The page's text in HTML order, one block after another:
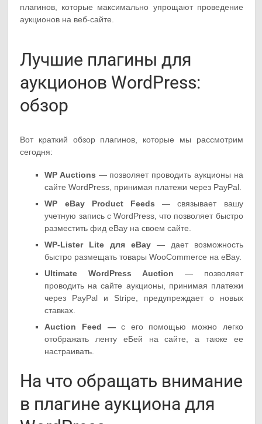
плагинов, которые максимально упрощают проведение
аукционов на веб-сайте.
Лучшие плагины для
аукционов WordPress:
обзор
Вот краткий обзор плагинов, которые мы рассмотрим
сегодня:
WP Auctions — позволяет проводить аукционы на
сайте WordPress, принимая платежи через PayPal.
WP eBay Product Feeds — связывает вашу
учетную запись с WordPress, что позволяет быстро
разместить фид eBay на своем сайте.
WP-Lister Lite для eBay — дает возможность
быстро размещать товары WooCommerce на eBay.
Ultimate WordPress Auction — позволяет
проводить на сайте аукционы, принимая платежи
через PayPal и Stripe, предупреждает о новых
ставках.
Auction Feed —с его помощью можно легко
отображать ленту еБей на сайте, а также ее
настраивать.
На что обращать внимание
в плагине аукциона для